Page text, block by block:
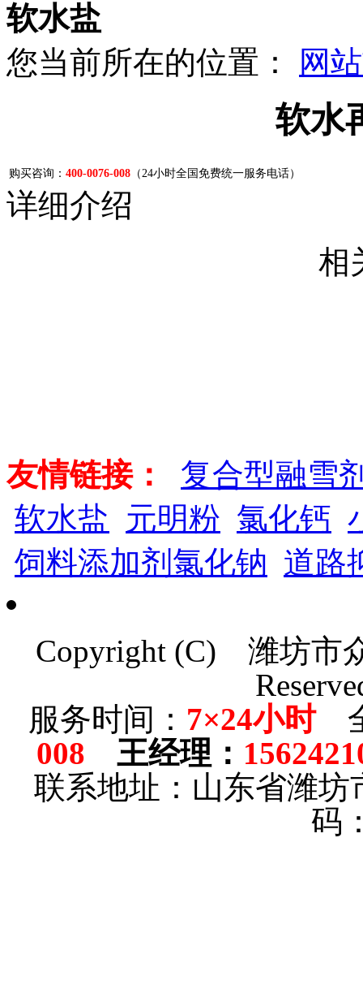
软水盐
您当前所在的位置：
网
软水
购买咨询： 400-0076-008 （24小时全国免费统一服务电话）
详细介绍
相
友情链接：
复合型融雪
软水盐 元明粉 氯化钙
饲料添加剂氯化钠 道路
Copyright (C) 潍坊市
服务时间： 7×24小时全
008 王经理 ：
联系地址：山东省潍
码